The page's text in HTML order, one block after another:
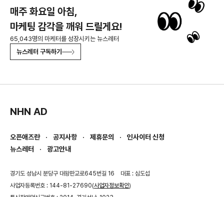
매주 화요일 아침,
마케팅 감각을 깨워 드릴게요!
65,043명의 마케터를 성장시키는 뉴스레터
뉴스레터 구독하기
NHN AD
오픈애즈란 공지사항 제휴문의
인사이터 신청
뉴스레터
광고안내
경기도 성남시 분당구 대왕판교로645번길 16
대표 : 심도섭
사업자등록번호 : 144-81-27690(사업자정보확인)